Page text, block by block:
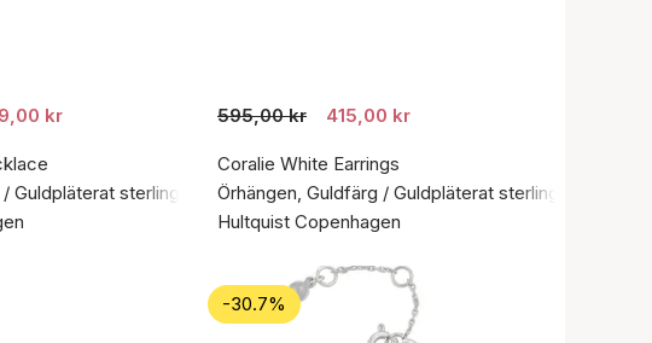
kr
Guldpläterat sterlingsilver 925
595,00 kr 415,00 kr
Coralie White Earrings
Örhängen, Guldfärg / Guldpläterat sterlingsilver 925
Hultquist Copenhagen
-30.7%